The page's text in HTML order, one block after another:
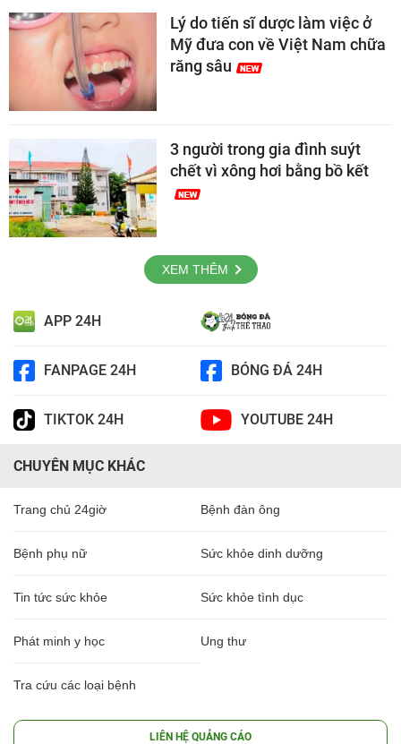
Lý do tiến sĩ dược làm việc ở
Mỹ đưa con về Việt Nam chữa
răng sâu
3 người trong gia đình suýt
chết vì xông hơi bằng bồ kết
XEM THÊM
APP 24H
FANPAGE 24H BÓNG ĐÁ 24H
TIKTOK 24H YOUTUBE 24H
CHUYÊN MỤC KHÁC
Trang chủ 24giờ Bệnh đàn ông
Bệnh phụ nữ Sức khỏe dinh dưỡng
Tin tức sức khỏe Sức khỏe tình dục
Phát minh y học Ung thư
Tra cứu các loại bệnh
LIÊN HỆ QUẢNG CÁO